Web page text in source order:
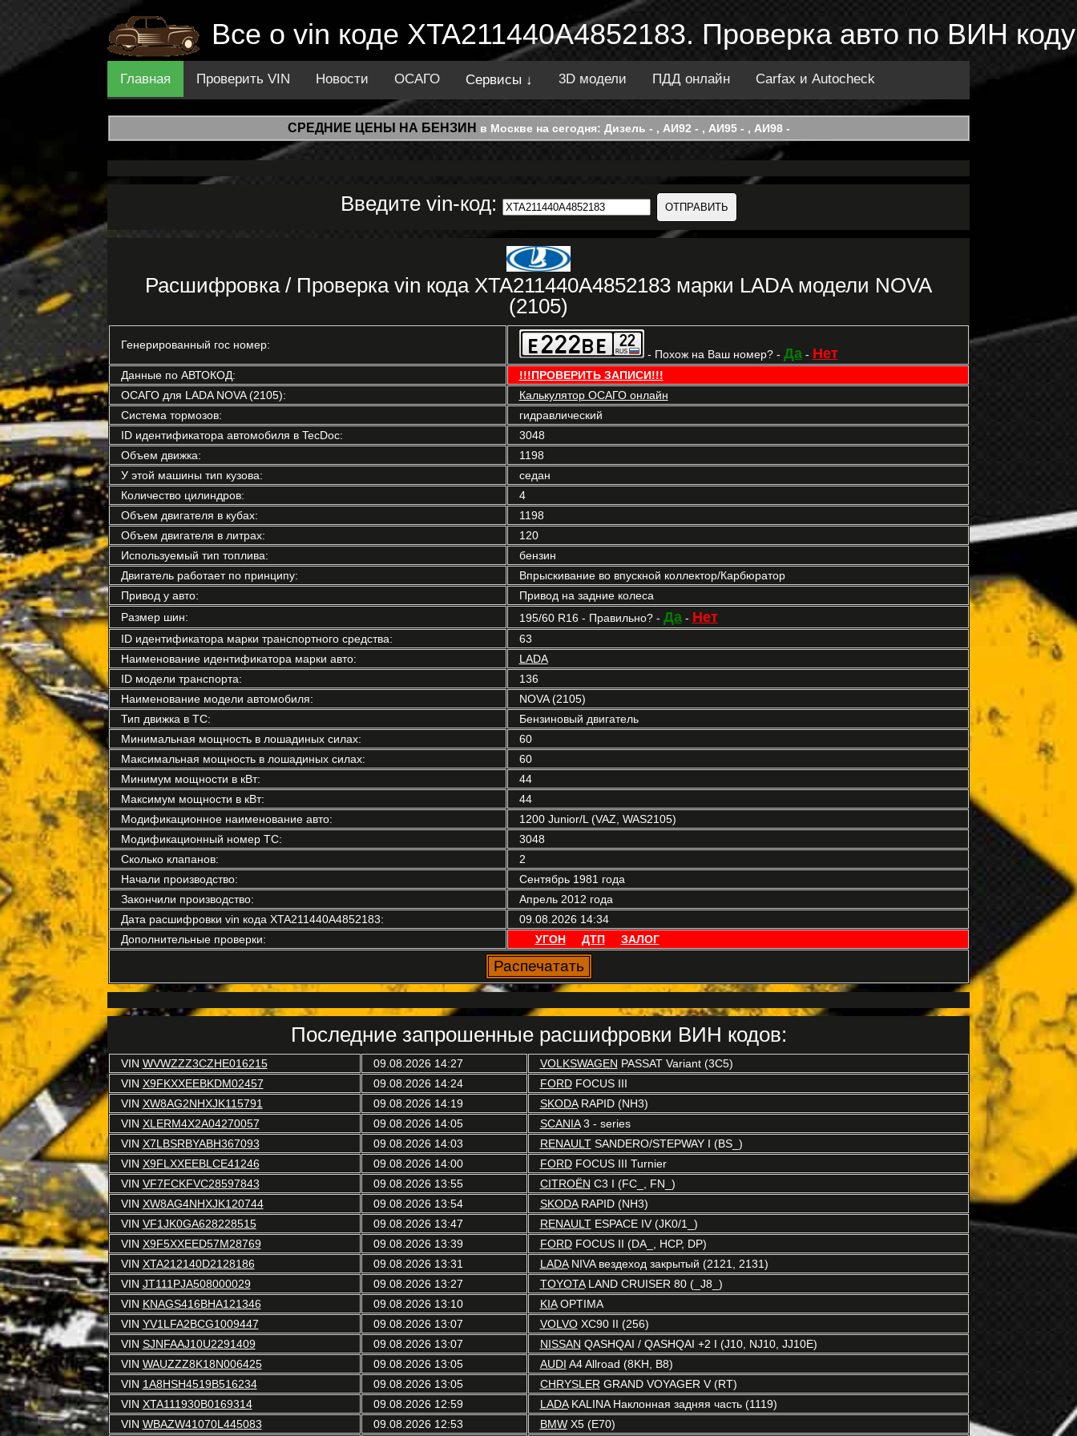
Все о vin коде XTA211440A4852183. Проверка авто по ВИН коду
Главная Проверить VIN Новости ОСАГО Сервисы ↓ 3D модели ПДД онлайн Carfax и Autocheck
СРЕДНИЕ ЦЕНЫ НА БЕНЗИН в Москве на сегодня: Дизель - , АИ92 - , АИ95 - , АИ98 -
Введите vin-код:
Расшифровка / Проверка vin кода XTA211440A4852183 марки LADA модели NOVA
(2105)
Генерированный гос номер:
- Похож на Ваш номер? - Да- Нет
Данные по АВТОКОД:
!!!ПРОВЕРИТЬ ЗАПИСИ!!!
ОСАГО для LADA NOVA (2105):
Калькулятор ОСАГО онлайн
Система тормозов:
гидравлический
ID идентификатора автомобиля в TecDoc:
3048
Объем движка:
1198
У этой машины тип кузова:
седан
Количество цилиндров:
4
Объем двигателя в кубах:
1198
Объем двигателя в литрах:
120
Используемый тип топлива:
бензин
Двигатель работает по принципу:
Впрыскивание во впускной коллектор/Карбюратор
Привод у авто:
Привод на задние колеса
Размер шин:
195/60 R16 - Правильно? - Да- Нет
ID идентификатора марки транспортного средства:
63
Наименование идентификатора марки авто:
LADA
ID модели транспорта:
136
Наименование модели автомобиля:
NOVA (2105)
Тип движка в ТС:
Бензиновый двигатель
Минимальная мощность в лошадиных силах:
60
Максимальная мощность в лошадиных силах:
60
Минимум мощности в кВт:
44
Максимум мощности в кВт:
44
Модификационное наименование авто:
1200 Junior/L (VAZ, WAS2105)
Модификационный номер ТС:
3048
Сколько клапанов:
2
Начали производство:
Сентябрь 1981 года
Закончили производство:
Апрель 2012 года
Дата расшифровки vin кода XTA211440A4852183:
09.08.2026 14:34
Дополнительные проверки:
УГОН ДТП ЗАЛОГ
Последние запрошенные расшифровки ВИН кодов:
VIN WVWZZZ3CZHE016215 09.08.2026 14:27 VOLKSWAGEN PASSAT Variant (3C5)
VIN X9FKXXEEBKDM02457 09.08.2026 14:24 FORDFOCUS III
VIN XW8AG2NHXJK115791 09.08.2026 14:19 SKODARAPID (NH3)
VIN XLERM4X2A04270057 09.08.2026 14:05 SCANIA3 - series
VIN X7LBSRBYABH367093 09.08.2026 14:03 RENAULTSANDERO/STEPWAY I (BS_)
VIN X9FLXXEEBLCE41246 09.08.2026 14:00 FORDFOCUS III Turnier
VIN VF7FCKFVC28597843 09.08.2026 13:55 CITROËN C3 I (FC_, FN_)
VIN XW8AG4NHXJK120744 09.08.2026 13:54 SKODARAPID (NH3)
VIN VF1JK0GA628228515 09.08.2026 13:47 RENAULTESPACE IV (JK0/1_)
VIN X9F5XXEED57M28769 09.08.2026 13:39 FORDFOCUS II (DA_, HCP, DP)
VIN XTA212140D2128186 09.08.2026 13:31 LADANIVA вездеход закрытый (2121, 2131)
VIN JT111PJA508000029 09.08.2026 13:27 TOYOTALAND CRUISER 80 (_J8_)
VIN KNAGS416BHA121346 09.08.2026 13:10 KIAOPTIMA
VIN YV1LFA2BCG1009447 09.08.2026 13:07 VOLVOXC90 II (256)
VIN SJNFAAJ10U2291409 09.08.2026 13:07 NISSAN QASHQAI / QASHQAI +2 I (J10, NJ10, JJ10E)
VIN WAUZZZ8K18N006425 09.08.2026 13:05 AUDI A4 Allroad (8KH, B8)
VIN 1A8HSH4519B516234 09.08.2026 13:05 CHRYSLER GRAND VOYAGER V (RT)
VIN XTA111930B0169314 09.08.2026 12:59 LADAKALINA Наклонная задняя часть (1119)
VIN WBAZW41070L445083 09.08.2026 12:53 BMWX5 (E70)